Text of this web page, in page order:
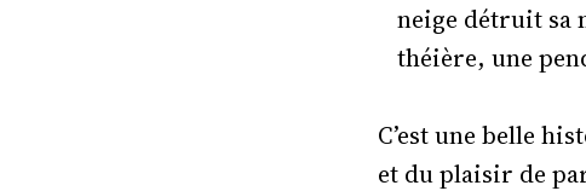
neige détruit sa
théière, une
C’est une belle
et du plaisir de